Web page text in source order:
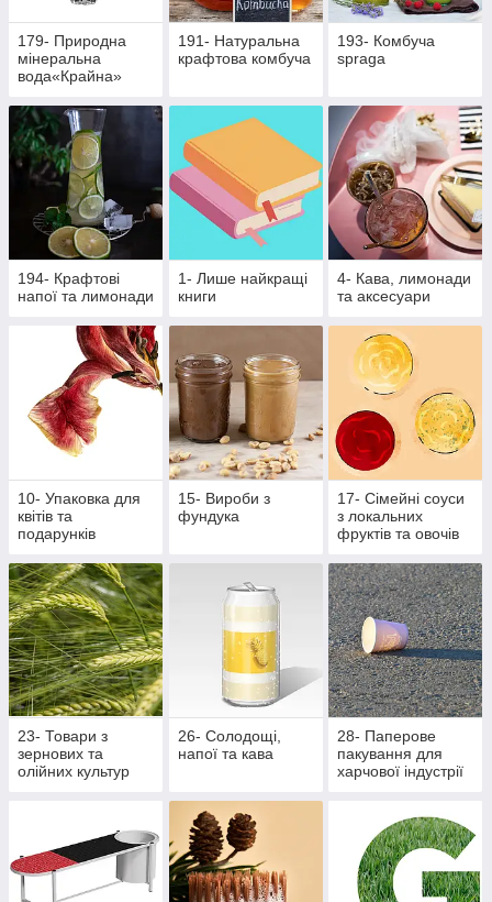
179- Природна
мінеральна
вода«Крайна»
191- Натуральна
крафтова комбуча
193- Комбуча
spraga
194- Крафтові
напої та лимонади
1- Лише найкращі
книги
4- Кава, лимонади
та аксесуари
10- Упаковка для
квітів та
подарунків
15- Вироби з
фундука
17- Сімейні соуси
з локальних
фруктів та овочів
23- Товари з
зернових та
олійних культур
26- Солодощі,
напої та кава
28- Паперове
пакування для
харчової індустрії